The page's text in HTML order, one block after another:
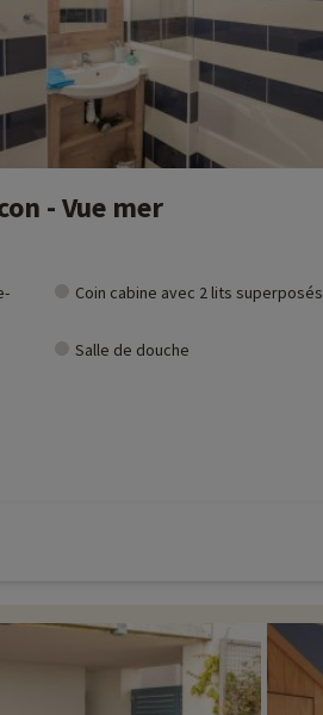
- Vue mer
Coin cabine avec 2 lits superposés
Salle de douche